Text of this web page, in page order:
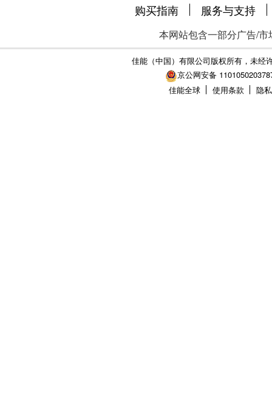
购买指南 服务与支持
本网站包含一部分广告/
佳能（中国）有限公司版权所有，未经
京公网安备
佳能全球
使用条款 隐